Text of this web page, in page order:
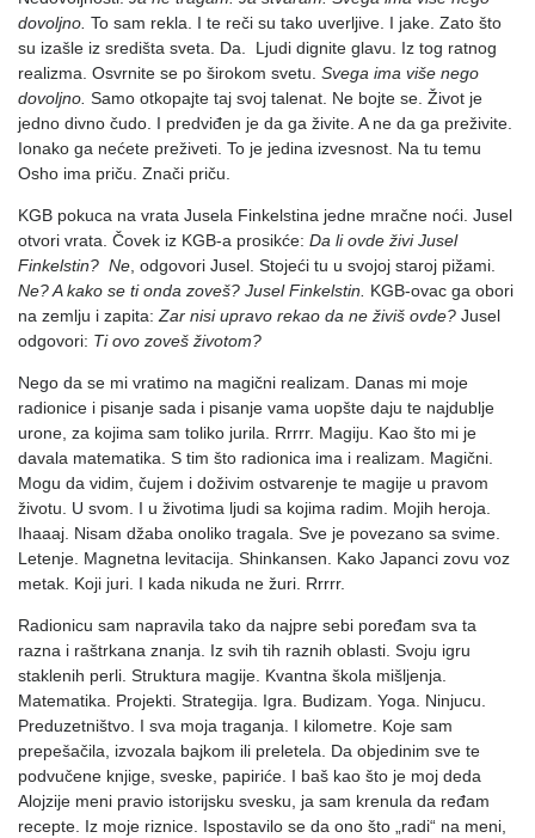
dovoljno. To sam rekla. I te reči su tako uverljive. I jake. Zato što
su izašle iz središta sveta. Da. Ljudi dignite glavu. Iz tog ratnog
realizma. Osvrnite se po širokom svetu. Svega ima više nego
dovoljno. Samo otkopajte taj svoj talenat. Ne bojte se. Život je
jedno divno čudo. I predviđen je da ga živite. A ne da ga preživite.
Ionako ga nećete preživeti. To je jedina izvesnost. Na tu temu
Osho ima priču. Znači priču.
KGB pokuca na vrata Jusela Finkelstina jedne mračne noći. Jusel
otvori vrata. Čovek iz KGB-a prosikće: Da li ovde živi Jusel
Finkelstin? Ne , odgovori Jusel. Stojeći tu u svojoj staroj pižami.
Ne? A kako se ti onda zoveš? Jusel Finkelstin.
KGB-ovac ga obori
na zemlju i zapita: Zar nisi upravo rekao da ne živiš ovde? Jusel
odgovori: Ti ovo zoveš životom?
Nego da se mi vratimo na magični realizam. Danas mi moje
radionice i pisanje sada i pisanje vama uopšte daju te najdublje
urone, za kojima sam toliko jurila. Rrrrr. Magiju. Kao što mi je
davala matematika. S tim što radionica ima i realizam. Magični.
Mogu da vidim, čujem i doživim ostvarenje te magije u pravom
životu. U svom. I u životima ljudi sa kojima radim. Mojih heroja.
Ihaaaj. Nisam džaba onoliko tragala. Sve je povezano sa svime.
Letenje. Magnetna levitacija. Shinkansen. Kako Japanci zovu voz
metak. Koji juri. I kada nikuda ne žuri. Rrrrr.
Radionicu sam napravila tako da najpre sebi poređam sva ta
razna i raštrkana znanja. Iz svih tih raznih oblasti. Svoju igru
staklenih perli. Struktura magije. Kvantna škola mišljenja.
Matematika. Projekti. Strategija. Igra. Budizam. Yoga. Ninjucu.
Preduzetništvo. I sva moja traganja. I kilometre. Koje sam
prepešačila, izvozala bajkom ili preletela. Da objedinim sve te
podvučene knjige, sveske, papiriće. I baš kao što je moj deda
Alojzije meni pravio istorijsku svesku, ja sam krenula da ređam
recepte. Iz moje riznice. Ispostavilo se da ono što „radi“ na meni,